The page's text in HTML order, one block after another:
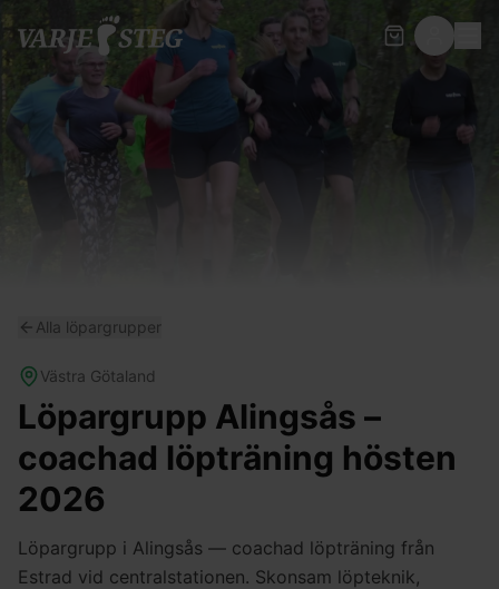
Alla löpargrupper
Västra Götaland
Löpargrupp Alingsås –
coachad löpträning hösten
2026
Löpargrupp i Alingsås — coachad löpträning från
Estrad vid centralstationen. Skonsam löpteknik,